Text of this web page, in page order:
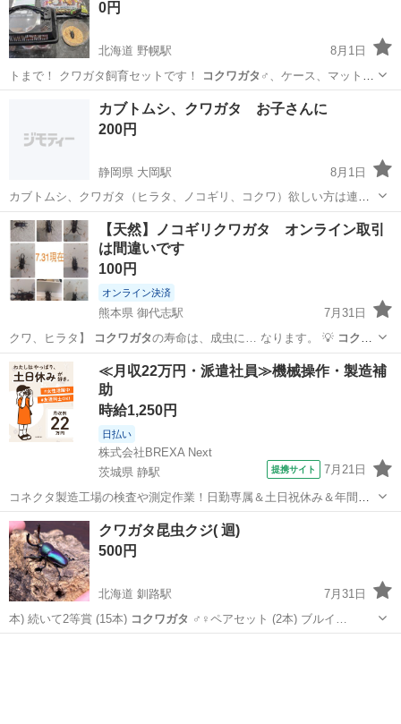
♂️ 30... 0円
北海道 野幌駅
8月1日
トまで！ クワガタ飼育セットです！
コクワガタ ♂、ケース、マット、
コバエ避けシート…
野幌駅 その他
カブトムシ、クワガタ お子さんに
200円
静岡県 大岡駅
8月1日
カブトムシ、クワガタ（ヒラタ、ノコギリ、コクワ）欲しい方は連絡
お願いします！ 数等も相談に乗ります！
静岡 沼津市 大岡駅 その他 クワガタ
【天然】ノコギリクワガタ オンライン取引
は間違いです
100円
オンライン決済
熊本県 御代志駅
7月31日
クワ、ヒラタ】
コクワガタの寿命は、成虫に… なります。 💡 コクワ
ガタの寿命の特徴 無… 命を迎えますが、コクワガタは秋になると木
の…
熊本 合志市 御代志駅 その他 クワガタ
≪月収22万円・派遣社員≫機械操作・製造補
助
時給1,250円
日払い
株式会社BREXA Next
茨城県 静駅
提携サイト 7月21日
コネクタ製造工場の検査や測定作業！日勤専属＆土日祝休み＆年間休
日128日★クリーンルーム内作業★マイカー通勤OK＆無料駐車場あり
★就業先食堂利用可！日払い制度あり！《茨城県常陸大宮市》 人気の
工場のお仕事 ◇コネクタ製造工...
茨城 常陸大宮市 静駅 その他
クワガタ昆虫クジ( 迴)
500円
北海道 釧路駅
7月31日
本) 続いて2等賞 (15本) コクワガタ ♂♀ペアセット (2本) ブルイ…